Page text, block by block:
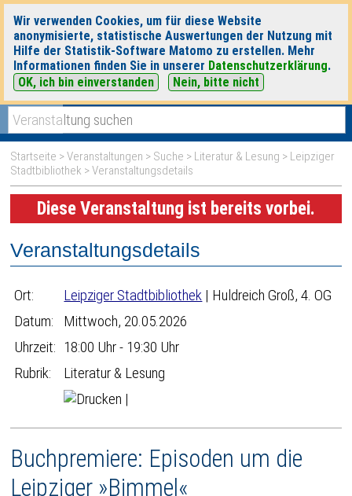
Wir verwenden Cookies, um für diese Website
anonymisierte, statistische Auswertungen der Nutzung mit
Hilfe der Statistik-Software Matomo zu erstellen. Mehr
Informationen finden Sie in unserer Datenschutzerklärung.
OK, ich bin einverstanden
Nein, bitte nicht
heute|morgen|
Startseite >Veranstaltungen > Suche > Literatur & Lesung > Leipziger
Stadtbibliothek > Veranstaltungsdetails
Diese Veranstaltung ist bereits vorbei.
Veranstaltungsdetails
Ort: Leipziger Stadtbibliothek | Huldreich Groß, 4. OG
Datum:
Mittwoch, 20.05.2026
Uhrzeit: 18:00 Uhr - 19:30 Uhr
Rubrik:
Literatur & Lesung
|
Buchpremiere: Episoden um die
Leipziger »Bimmel«